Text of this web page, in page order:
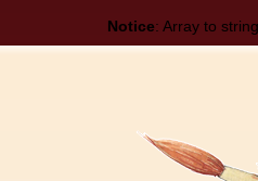
Notice: Array to